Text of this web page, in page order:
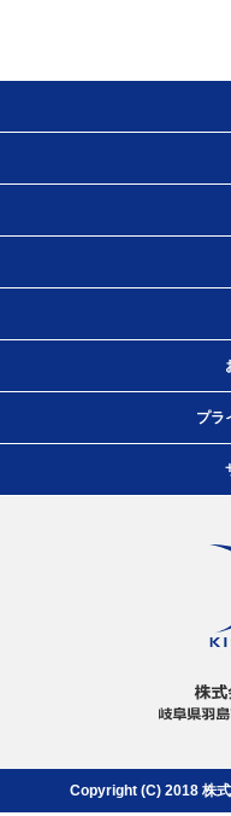
プラ
Copyright (C) 2018 株